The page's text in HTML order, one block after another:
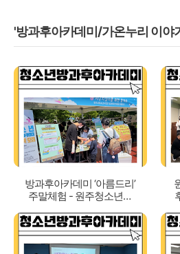
'방과후아카데미/가온누리 이야
방과후아카데미 ‘아름드리’
주말체험 - 원주청소년축